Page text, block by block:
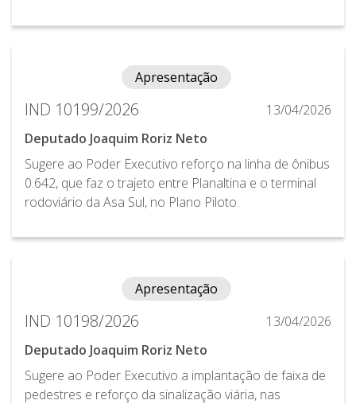
Apresentação
IND 10199/2026
13/04/2026
Deputado Joaquim Roriz Neto
Sugere ao Poder Executivo reforço na linha de ônibus
0.642, que faz o trajeto entre Planaltina e o terminal
rodoviário da Asa Sul, no Plano Piloto.
Apresentação
IND 10198/2026
13/04/2026
Deputado Joaquim Roriz Neto
Sugere ao Poder Executivo a implantação de faixa de
pedestres e reforço da sinalização viária, nas